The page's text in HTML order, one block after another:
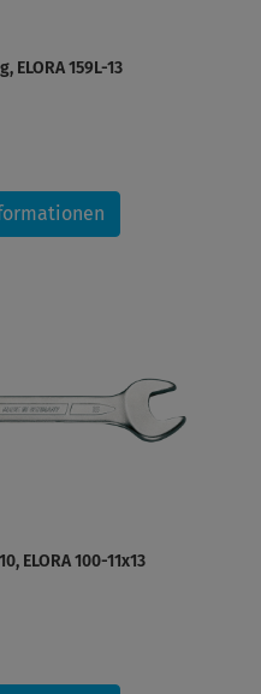
159L-13
ELORA 100-11x13